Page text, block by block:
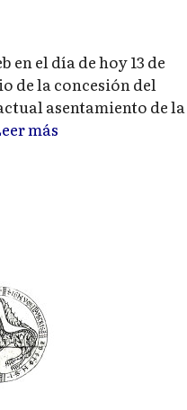
el día de hoy 13 de
de la concesión del
asentamiento de la
más